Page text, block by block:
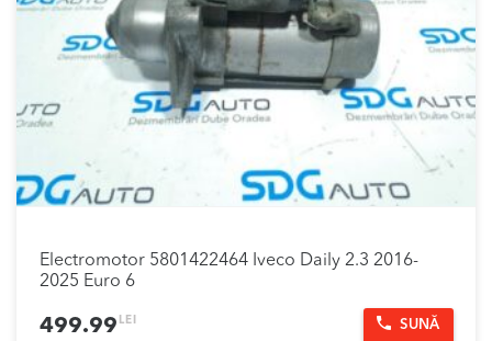
Electromotor 5801422464 Iveco Daily 2.3 2016-
2025 Euro 6
499.99 LEI SUNĂ